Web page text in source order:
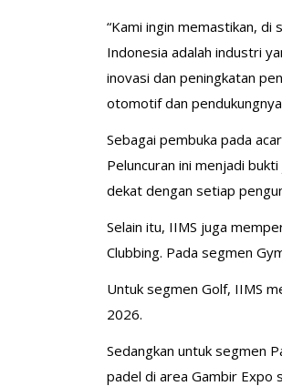
“Kami ingin memastikan,
Indonesia adalah industri
inovasi dan peningkatan
otomotif dan
Sebagai pembuka pada
Peluncuran ini menjadi
dekat dengan setiap
Selain itu, IIMS juga
Clubbing. Pada segmen
Untuk segmen Golf, IIMS
2026.
Sedangkan untuk segmen
padel di area Gambir Expo